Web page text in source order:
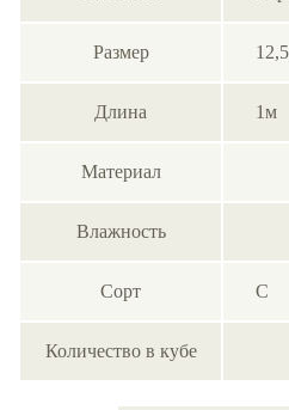
Размер
Длина 1м
Материал
Влажность
Сорт С
Количество в кубе